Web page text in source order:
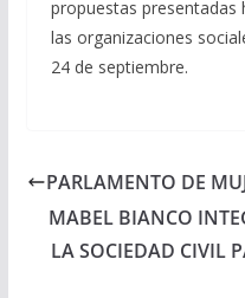
propuestas presentadas
las organizaciones
24 de septiembre.
PARLAMENTO DE
MABEL BIANCO
LA SOCIEDAD CIVIL